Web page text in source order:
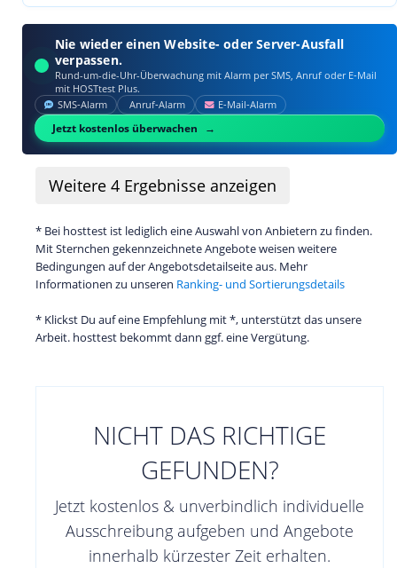
Nie wieder einen Website- oder Server-Ausfall
verpassen.
Rund-um-die-Uhr-Überwachung mit Alarm per SMS, Anruf oder E‑Mail
mit HOSTtest Plus.
SMS‑Alarm Anruf‑Alarm E‑Mail‑Alarm
Jetzt kostenlos überwachen
Weitere 4 Ergebnisse anzeigen
* Bei hosttest ist lediglich eine Auswahl von Anbietern zu finden.
Mit Sternchen gekennzeichnete Angebote weisen weitere
Bedingungen auf der Angebotsdetailseite aus. Mehr
Informationen zu unseren Ranking- und Sortierungsdetails
* Klickst Du auf eine Empfehlung mit *, unterstützt das unsere
Arbeit. hosttest bekommt dann ggf. eine Vergütung.
NICHT DAS RICHTIGE
GEFUNDEN?
Jetzt kostenlos & unverbindlich individuelle
Ausschreibung aufgeben und Angebote
innerhalb kürzester Zeit erhalten.